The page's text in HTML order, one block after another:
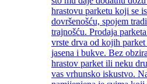
hrastovu parketu koji se
dovršenošću, spojem
trajnošću. Prodaja
vrste drva od kojih
jasena i bukve. Bez
hrastov parket ili neku
vas vrhunsko iskustvo.